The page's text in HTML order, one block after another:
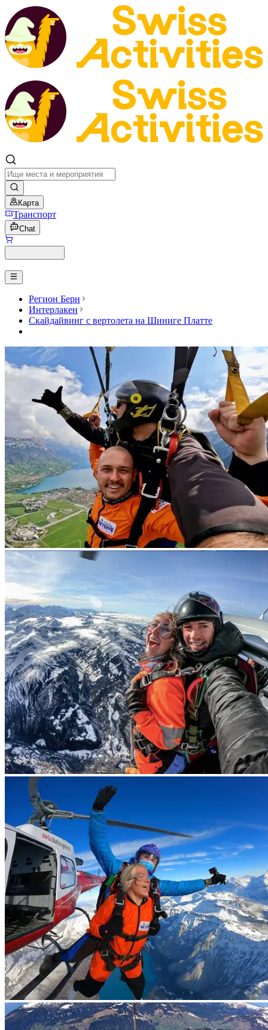
Карта
Транспорт
Chat
Регион Берн
Интерлакен
Скайдайвинг с вертолета на Шиниге Платте